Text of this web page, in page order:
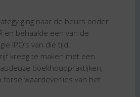
ging naar de beurs onder
en behaalde een van de
IPO’s van die tijd.
kreeg te maken met een
boekhoudpraktijken,
forse waardeverlies van het